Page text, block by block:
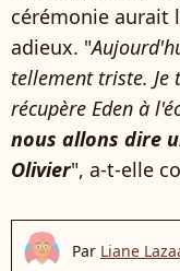
cérémonie aurait
adieux. "
tellement triste. Je
récupère Eden à
nous allons dire
Olivier", a-t-elle
Par Liane